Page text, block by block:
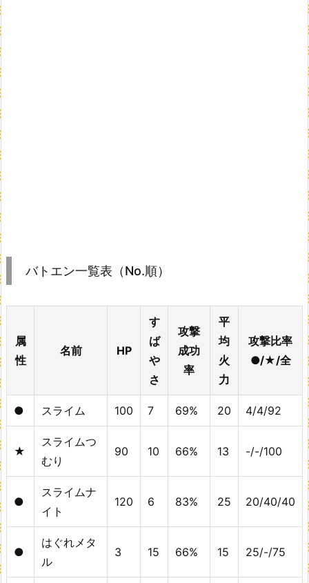
バトエン一覧表（No.順）
属
性
名前 HP
す
ば
や
さ
攻撃
成功
率
平
均
火
力
攻撃比率
●/★/全
● スライム 100 7 69% 20 4/4/92
★
スライムつ
むり
90 10 66% 13 -/-/100
●
スライムナ
イト
120 6 83% 25 20/40/40
●
はぐれメタ
ル
3 15 66% 15 25/-/75